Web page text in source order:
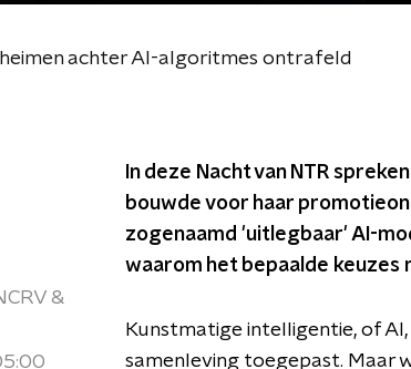
achter AI-algoritmes ontrafeld
&
In deze Nacht van NTR
bouwde voor haar
zogenaamd 'uitlegbaar' AI-
waarom het bepaalde keuzes
Kunstmatige intelligentie, of
samenleving toegepast. Maar